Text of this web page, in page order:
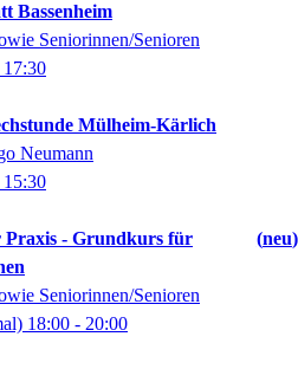
Bassenheim
Seniorinnen/Senioren
17:30
Mülheim-Kärlich
Neumann
15:30
Praxis - Grundkurs für
neu
Seniorinnen/Senioren
18:00 - 20:00